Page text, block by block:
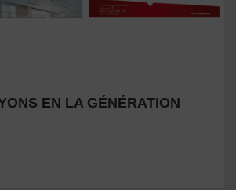
EN LA GÉNÉRATION